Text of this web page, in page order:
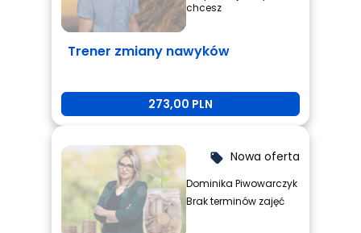
chcesz
Trener zmiany nawyków
273,00 PLN
local_offer Nowa oferta
Dominika Piwowarczyk
Brak terminów zajęć